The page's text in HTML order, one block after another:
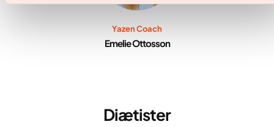
Yazen Coach
Emelie Ottosson
Diætister